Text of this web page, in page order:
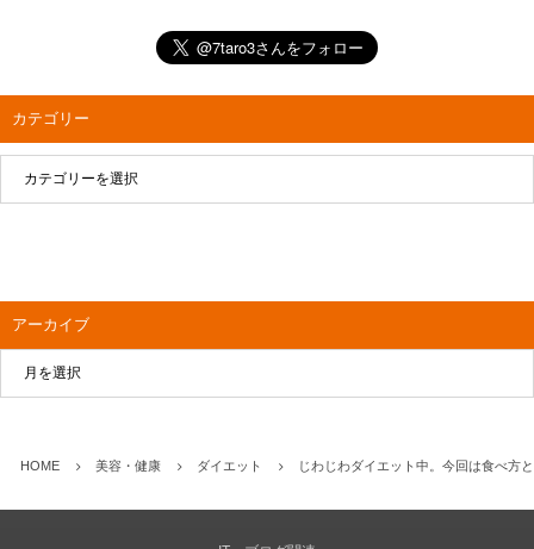
カテゴリー
アーカイブ
HOME 美容・健康 ダイエット じわじわダイエット中。今回は食べ方